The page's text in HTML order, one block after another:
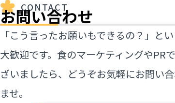
CONTACT
お問い合わせ
「こう言ったお願いもできるの？」と
大歓迎です。食のマーケティングやPR
ざいましたら、どうぞお気軽にお問い
ませ。